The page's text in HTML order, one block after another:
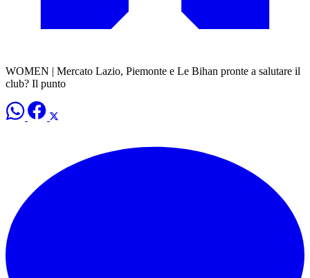
WOMEN | Mercato Lazio, Piemonte e Le Bihan pronte a salutare il
club? Il punto